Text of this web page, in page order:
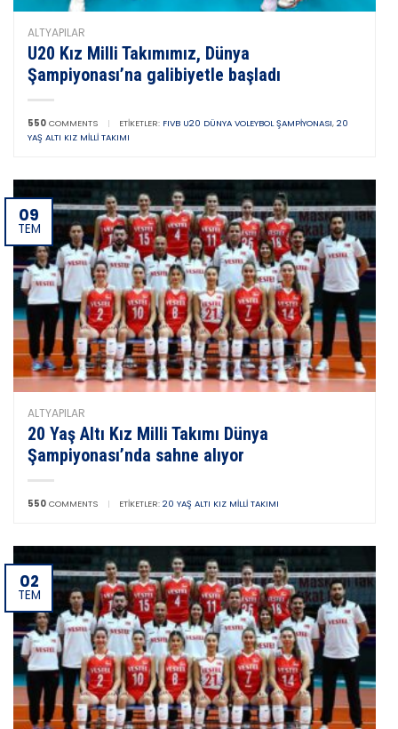
ALTYAPILAR
U20 Kız Milli Takımımız, Dünya
Şampiyonası’na galibiyetle başladı
550 COMMENTS | ETIKETLER: FIVB U20 DÜNYA VOLEYBOL ŞAMPIYONASI, 20
YAŞ ALTI KIZ MILLI TAKIMI
09
TEM
ALTYAPILAR
20 Yaş Altı Kız Milli Takımı Dünya
Şampiyonası’nda sahne alıyor
550 COMMENTS | ETIKETLER: 20 YAŞ ALTI KIZ MILLI TAKIMI
02
TEM